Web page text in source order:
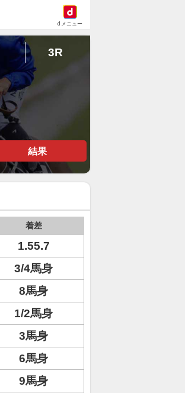
dメニュー
3R
結果
着差
1.55.7
3/4馬身
8馬身
1/2馬身
3馬身
6馬身
9馬身